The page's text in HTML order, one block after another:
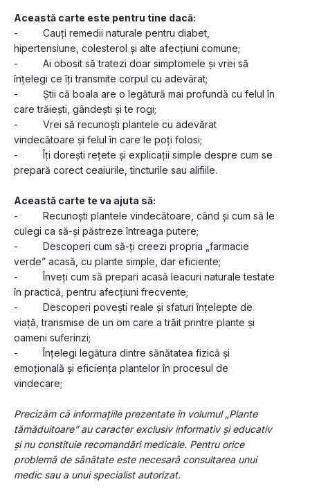
Această carte este pentru tine dacă:
-         Cauți remedii naturale pentru diabet,
hipertensiune, colesterol și alte afecțiuni comune;
-         Ai obosit să tratezi doar simptomele și vrei să
înțelegi ce îți transmite corpul cu adevărat;
-         Știi că boala are o legătură mai profundă cu felul în
care trăiești, gândești și te rogi;
-         Vrei să recunoști plantele cu adevărat
vindecătoare și felul în care le poți folosi;
-         Îți dorești rețete și explicații simple despre cum se
prepară corect ceaiurile, tincturile sau alifiile.
Această carte te va ajuta să:
-         Recunoști plantele vindecătoare, când și cum să le
culegi ca să-și păstreze întreaga putere;
-         Descoperi cum să-ți creezi propria „farmacie
verde” acasă, cu plante simple, dar eficiente;
-         Înveți cum să prepari acasă leacuri naturale testate
în practică, pentru afecțiuni frecvente;
-         Descoperi povești reale și sfaturi înțelepte de
viață, transmise de un om care a trăit printre plante și
oameni suferinzi;
-         Înțelegi legătura dintre sănătatea fizică și
emoțională și eficiența plantelor în procesul de
vindecare;
Precizăm că informațiile prezentate în volumul „Plante
tămăduitoare” au caracter exclusiv informativ și educativ
și nu constituie recomandări medicale. Pentru orice
problemă de sănătate este necesară consultarea unui
medic sau a unui specialist autorizat.